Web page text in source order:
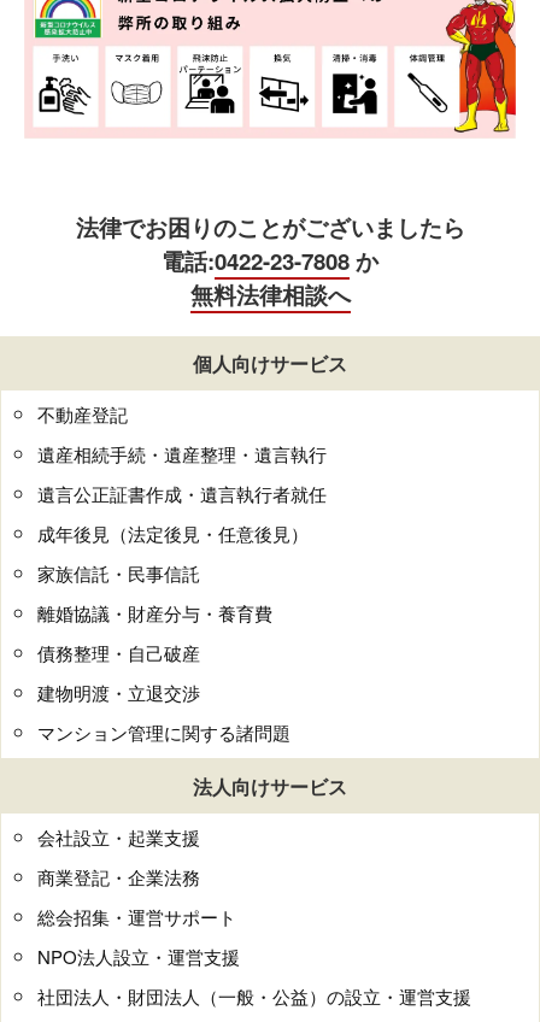
法律でお困りのことがございましたら
電話:0422-23-7808か
無料法律相談へ
個人向けサービス
不動産登記
遺産相続手続・遺産整理・遺言執行
遺言公正証書作成・遺言執行者就任
成年後見（法定後見・任意後見）
家族信託・民事信託
離婚協議・財産分与・養育費
債務整理・自己破産
建物明渡・立退交渉
マンション管理に関する諸問題
法人向けサービス
会社設立・起業支援
商業登記・企業法務
総会招集・運営サポート
NPO法人設立・運営支援
社団法人・財団法人（一般・公益）の設立・運営支援